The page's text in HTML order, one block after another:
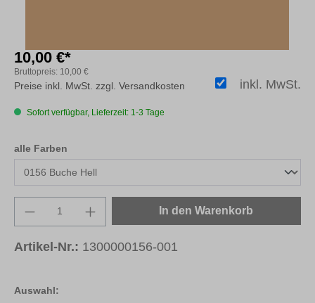
Auswahl:
10,00 €*
Bruttopreis: 10,00 €
inkl. MwSt.
Preise inkl. MwSt. zzgl. Versandkosten
Sofort verfügbar, Lieferzeit: 1-3 Tage
alle Farben
Produkt Anzahl: Gib den gewünschten
In den Warenkorb
Artikel-Nr.: 1300000156-001